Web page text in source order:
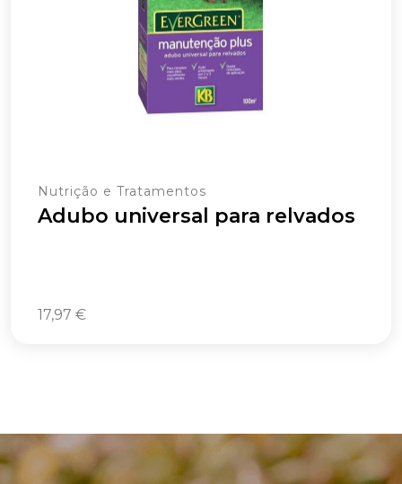
Nutrição e Tratamentos
Adubo universal para relvados
17,97 €